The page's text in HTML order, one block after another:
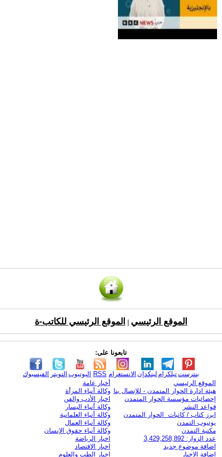
الموقع الرئيسي الموقع الرئيسي للكاتب-ة
تابعونا على:
الفيسبوك التويتر اليوتيوب RSS الانستغرام لينكدإن تيلكرامبنترست
الموقع الرئيسي
هيئة ادارة الحوار المتمدن - للإتصال بنا
إحصائيات مؤسسة الحوار المتمدن
قواعد النشر
ابرز كتاب / كاتبات الحوار المتمدن
يوتيوب التمدن
مكتبة التمدن
عدد الزوار: 3,429,258,892
اضافة موضوع جديد
اضافة الاخبار
أخبار عامة
وكالة أنباء المرأة
اخبار الأدب والفن
وكالة أنباء اليسار
وكالة أنباء العلمانية
وكالة أنباء العمال
وكالة أنباء حقوق الإنسان
اخبار الرياضة
اخبار الاقتصاد
اخبار الطب والعلوم